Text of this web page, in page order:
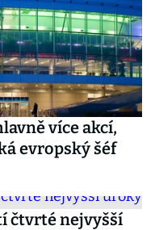
více akcí,
evropský šéf
čtvrté nejvyšší